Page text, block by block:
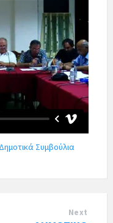
Δημοτικά Συμβούλια
Next